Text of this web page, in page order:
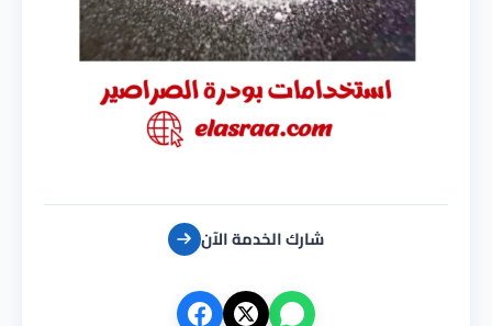
شارك الخدمة الآن